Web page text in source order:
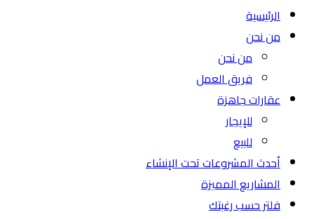
الرئيسية
من نحن
من نحن
فريق العمل
عقارات جاهزة
للإيجار
للبيع
أحدث المشروعات تحت الإنشاء
المشاريع المميزة
فلتر حسب رغبتك